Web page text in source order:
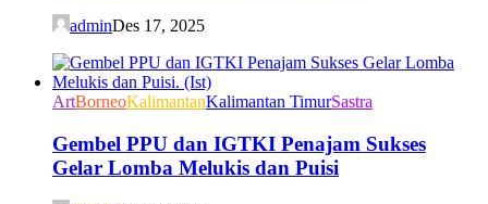
adminDes 17, 2025
ArtBorneoKalimantanKalimantan TimurSastra
Gembel PPU dan IGTKI Penajam Sukses
Gelar Lomba Melukis dan Puisi